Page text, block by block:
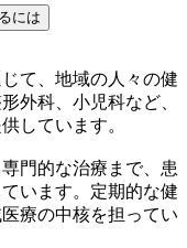
には
て、地域の人々の健
外科、小児科など、
しています。
門的な治療まで、患
います。定期的な健
療の中核を担ってい